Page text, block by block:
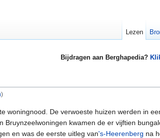
Bijdragen aan Berghapedia?
)
woningnood. De verwoeste huizen werden in
Bruynzeelwoningen kwamen de er vijftien
en was de eerste uitleg van's-Heerenberg na
Lezen